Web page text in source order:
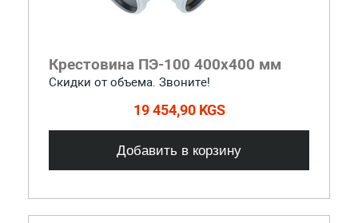
Крестовина ПЭ-100 400x400 мм
Скидки от объема. Звоните!
19 454,90 KGS
Добавить в корзину